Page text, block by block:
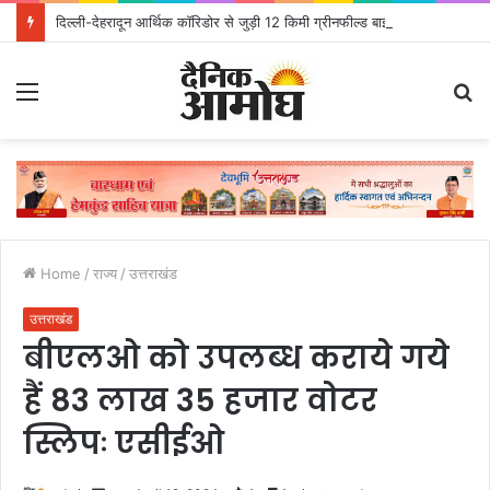
Home / राज्य / उत्तराखंड
उत्तराखंड
बीएलओ को उपलब्ध कराये गये
हैं 83 लाख 35 हजार वोटर
स्लिपः एसीईओ